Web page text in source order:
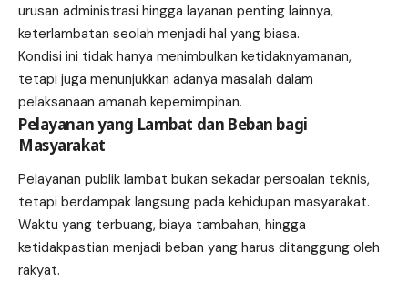
urusan administrasi hingga layanan penting lainnya,
keterlambatan seolah menjadi hal yang biasa.
Kondisi ini tidak hanya menimbulkan ketidaknyamanan,
tetapi juga menunjukkan adanya masalah dalam
pelaksanaan amanah kepemimpinan.
Pelayanan yang Lambat dan Beban bagi
Masyarakat
Pelayanan publik lambat bukan sekadar persoalan teknis,
tetapi berdampak langsung pada kehidupan masyarakat.
Waktu yang terbuang, biaya tambahan, hingga
ketidakpastian menjadi beban yang harus ditanggung oleh
rakyat.